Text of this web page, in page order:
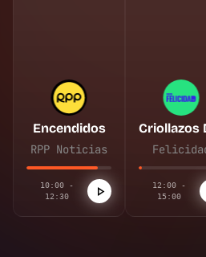
Encendidos
RPP Noticias
10:00 -
12:30
12:00 -
15:00